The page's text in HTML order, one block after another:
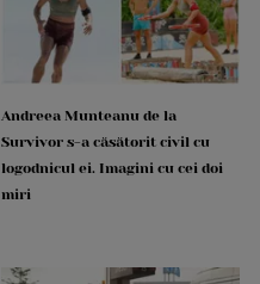
Andreea Munteanu de la
Survivor s-a căsătorit civil cu
logodnicul ei. Imagini cu cei doi
miri